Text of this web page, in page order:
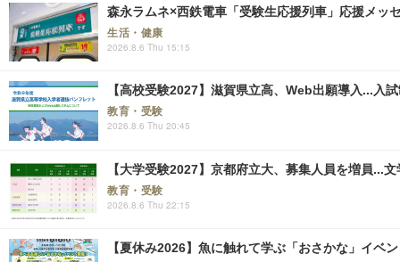
森永ラムネ×西鉄電車「受験生応援列車」応援メッ
生活・健康
2026.8.6 Thu 15:15
【高校受験2027】滋賀県立高、Web出願導入...入
教育・受験
2026.8.6 Thu 20:45
【大学受験2027】京都府立大、募集人員を増員...
教育・受験
2026.8.6 Thu 22:15
【夏休み2026】魚に触れて学ぶ「おさかな」イベ